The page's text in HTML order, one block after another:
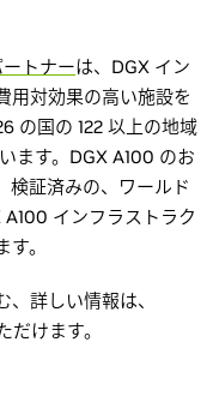
トナーは、DGX イン
用対効果の高い施設を
の国の 122 以上の地域
ます。DGX A100 のお
検証済みの、ワールド
インフラストラク
。
詳しい情報は、
だけます。